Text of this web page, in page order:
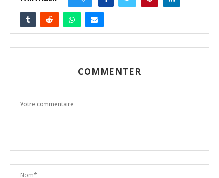
COMMENTER